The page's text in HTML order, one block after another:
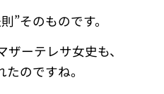
”そのものです。
ーテレサ女史も、
のですね。